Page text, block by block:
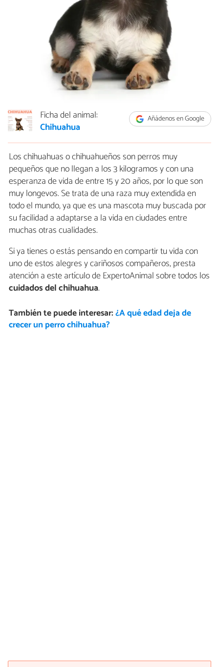
Añádenos en Google
Ficha del animal:
Chihuahua
Los chihuahuas o chihuahueños son perros muy
pequeños que no llegan a los 3 kilogramos y con una
esperanza de vida de entre 15 y 20 años, por lo que son
muy longevos. Se trata de una raza muy extendida en
todo el mundo, ya que es una mascota muy buscada por
su facilidad a adaptarse a la vida en ciudades entre
muchas otras cualidades.
Si ya tienes o estás pensando en compartir tu vida con
uno de estos alegres y cariñosos compañeros, presta
atención a este artículo de ExpertoAnimal sobre todos los
cuidados del chihuahua.
También te puede interesar:¿A qué edad deja de
crecer un perro chihuahua?